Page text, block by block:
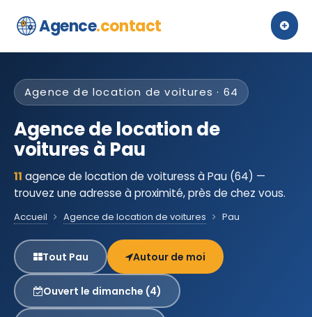
Agence.contact
Agence de location de voitures · 64
Agence de location de
voitures à Pau
11 agence de location de voituress à Pau (64) —
trouvez une adresse à proximité, près de chez vous.
Accueil Agence de location de voitures Pau
Tout Pau Autour de moi
Ouvert le dimanche (4)